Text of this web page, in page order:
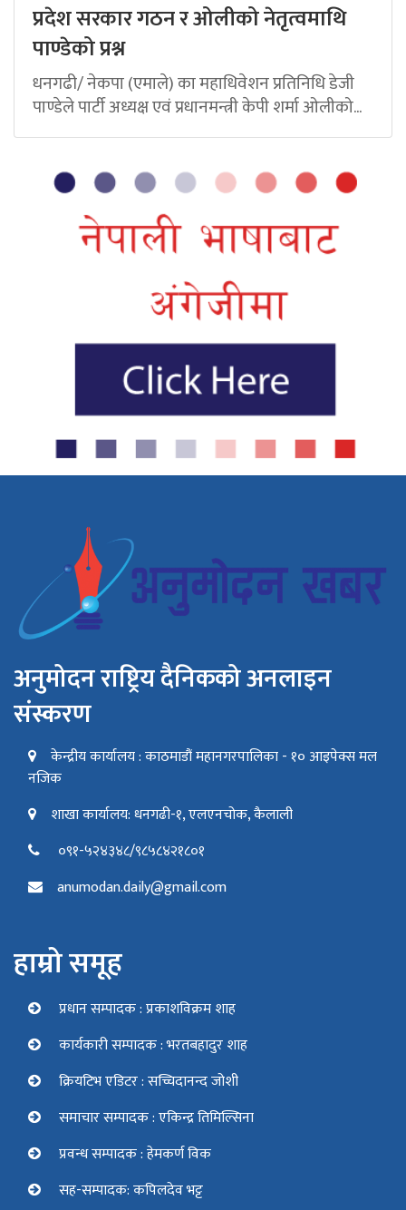
प्रदेश सरकार गठन र ओलीको नेतृत्वमाथि
पाण्डेको प्रश्न
धनगढी/ नेकपा (एमाले) का महाधिवेशन प्रतिनिधि डेजी
पाण्डेले पार्टी अध्यक्ष एवं प्रधानमन्त्री केपी शर्मा ओलीको...
अनुमोदन राष्ट्रिय दैनिकको अनलाइन
संस्करण
केन्द्रीय कार्यालय : काठमाडौं महानगरपालिका - १० आइपेक्स मल
नजिक
शाखा कार्यालय: धनगढी-१, एलएनचोक, कैलाली
०९१-५२४३४८/९८५८४२१८०१
anumodan.daily@gmail.com
हाम्रो समूह
प्रधान सम्पादक : प्रकाशविक्रम शाह
कार्यकारी सम्पादक : भरतबहादुर शाह
क्रियटिभ एडिटर : सच्चिदानन्द जोशी
समाचार सम्पादक : एकिन्द्र तिमिल्सिना
प्रवन्ध सम्पादक : हेमकर्ण विक
सह-सम्पादक: कपिलदेव भट्ट